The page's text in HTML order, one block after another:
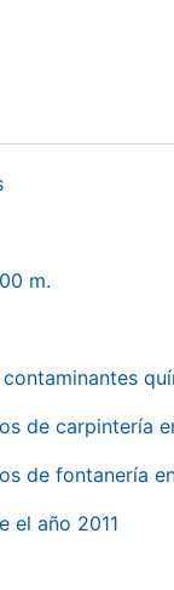
m.
de carpintería
de fontanería
el año 2011